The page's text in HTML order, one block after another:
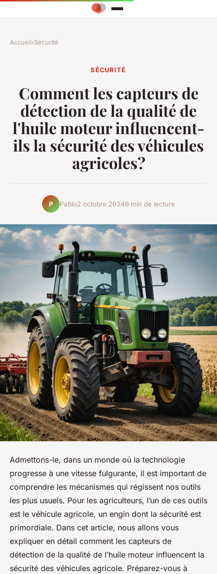
Accueil›Sécurité
SÉCURITÉ
Comment les capteurs de
détection de la qualité de
l'huile moteur influencent-
ils la sécurité des véhicules
agricoles?
P Pablo2 octobre 20246 min de lecture
Admettons-le, dans un monde où la technologie
progresse à une vitesse fulgurante, il est important de
comprendre les mécanismes qui régissent nos outils
les plus usuels. Pour les agriculteurs, l’un de ces outils
est le véhicule agricole, un engin dont la sécurité est
primordiale. Dans cet article, nous allons vous
expliquer en détail comment les capteurs de
détection de la qualité de l’huile moteur influencent la
sécurité des véhicules agricole. Préparez-vous à